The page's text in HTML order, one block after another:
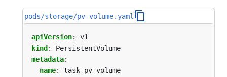
pods/storage/pv-volume.yaml
apiVersion:
v1
kind:
PersistentVolume
metadata:
name:
task-pv-volume